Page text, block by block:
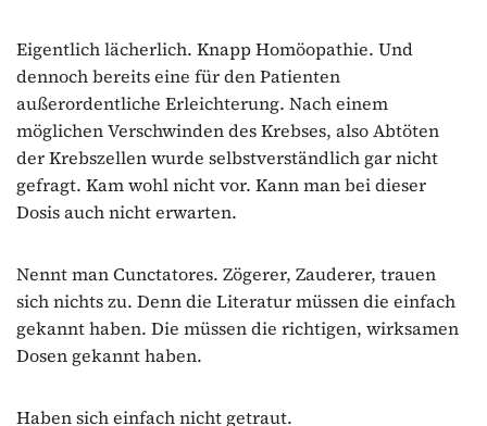
Eigentlich lächerlich. Knapp Homöopathie. Und
dennoch bereits eine für den Patienten
außerordentliche Erleichterung. Nach einem
möglichen Verschwinden des Krebses, also Abtöten
der Krebszellen wurde selbstverständlich gar nicht
gefragt. Kam wohl nicht vor. Kann man bei dieser
Dosis auch nicht erwarten.
Nennt man Cunctatores. Zögerer, Zauderer, trauen
sich nichts zu. Denn die Literatur müssen die einfach
gekannt haben. Die müssen die richtigen, wirksamen
Dosen gekannt haben.
Haben sich einfach nicht getraut.